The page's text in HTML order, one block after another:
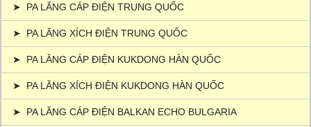
➤ PA LĂNG CÁP ĐIỆN TRUNG QUỐC
➤ PA LĂNG XÍCH ĐIỆN TRUNG QUỐC
➤ PA LĂNG CÁP ĐIỆN KUKDONG HÀN QUỐC
➤ PA LĂNG XÍCH ĐIỆN KUKDONG HÀN QUỐC
➤ PA LĂNG CÁP ĐIỆN BALKAN ECHO BULGARIA